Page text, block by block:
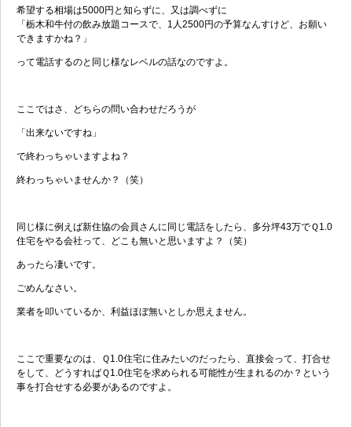
希望する相場は5000円と知らずに、又は調べずに
「栃木和牛付の飲み放題コースで、1人2500円の予算なんすけど、お願い
できますかね？」
って電話するのと同じ様なレベルの話なのですよ。
ここではさ、どちらの問い合わせだろうが
「出来ないですね」
で終わっちゃいますよね？
終わっちゃいませんか？（笑）
同じ様に例えば新住協の会員さんに同じ電話をしたら、多分坪43万でＱ1.0
住宅をやる会社って、どこも無いと思いますよ？（笑）
あったら凄いです。
ごめんなさい。
業者を叩いているか、利益ほぼ無いとしか思えません。
ここで重要なのは、Ｑ1.0住宅に住みたいのだったら、直接会って、打合せ
をして、どうすればＱ1.0住宅を求められる可能性が生まれるのか？という
事を打合せする必要があるのですよ。